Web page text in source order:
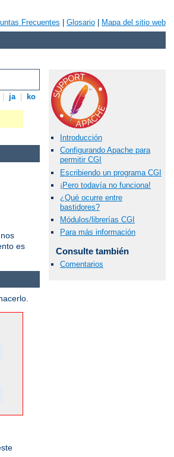
Frecuentes Glosario Mapa del sitio web
ja ko
Introducción
Configurando Apache para
permitir CGI
Escribiendo un programa CGI
¡Pero todavía no funciona!
¿Qué ocurre entre
bastidores?
Módulos/librerías CGI
Para más información
Consulte también
Comentarios
es